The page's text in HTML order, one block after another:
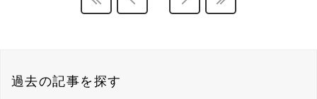
過去の記事を探す